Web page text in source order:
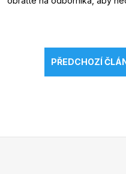
PŘEDCHOZÍ